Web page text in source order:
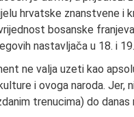
hrvatske znanstvene
bosanske
nastavljača u 18. i
ne valja uzeti kao
i ovoga naroda. Jer,
trenucima) do